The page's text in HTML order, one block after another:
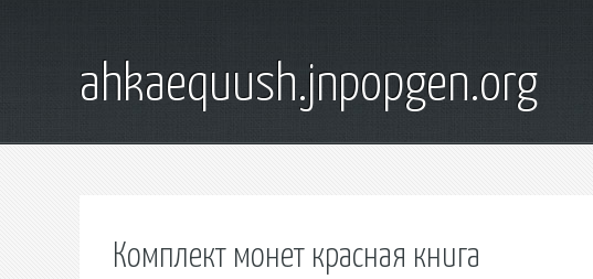
ahkaequush.jnpopgen.org
Комплект монет красная книга